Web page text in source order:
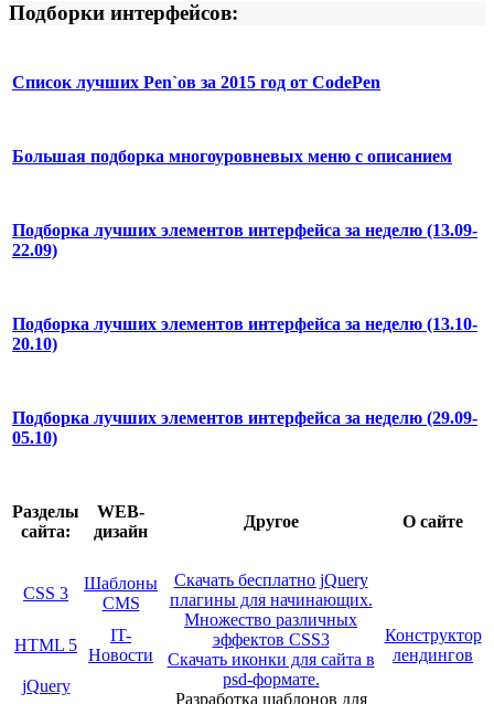
Подборки интерфейсов:
Список лучших Pen`ов за 2015 год от CodePen
Большая подборка многоуровневых меню с описанием
Подборка лучших элементов интерфейса за неделю (13.09-
22.09)
Подборка лучших элементов интерфейса за неделю (13.10-
20.10)
Подборка лучших элементов интерфейса за неделю (29.09-
05.10)
Разделы
сайта:
WEB-
дизайн
Другое О сайте
CSS 3
Шаблоны
CMS
Скачать бесплатно jQuery
плагины для начинающих.
Множество различных
эффектов CSS3
Скачать иконки для сайта в
psd-формате.
Разработка шаблонов для
HTML 5
IT-
Новости
Конструктор
лендингов
jQuery